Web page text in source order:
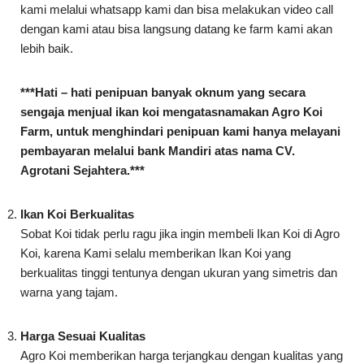
lebih baik.
***Hati – hati penipuan banyak oknum yang secara
Farm, untuk menghindari penipuan kami hanya melayani
pembayaran melalui bank Mandiri atas nama CV.
Agrotani Sejahtera.***
Ikan Koi Berkualitas
Koi, karena Kami selalu memberikan Ikan Koi yang
berkualitas tinggi tentunya dengan ukuran yang simetris dan
warna yang tajam.
Harga Sesuai Kualitas
sepadan.